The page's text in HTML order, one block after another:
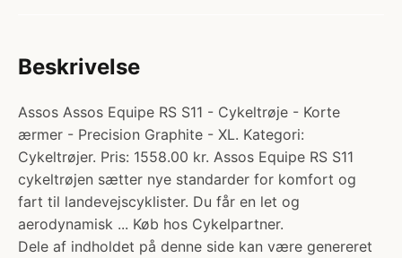
Beskrivelse
Assos Assos Equipe RS S11 - Cykeltrøje - Korte
ærmer - Precision Graphite - XL. Kategori:
Cykeltrøjer. Pris: 1558.00 kr. Assos Equipe RS S11
cykeltrøjen sætter nye standarder for komfort og
fart til landevejscyklister. Du får en let og
aerodynamisk ... Køb hos Cykelpartner.
Dele af indholdet på denne side kan være genereret